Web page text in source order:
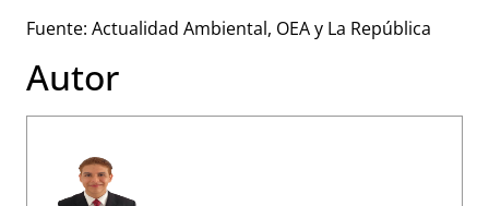
Fuente: Actualidad Ambiental, OEA y La República
Autor